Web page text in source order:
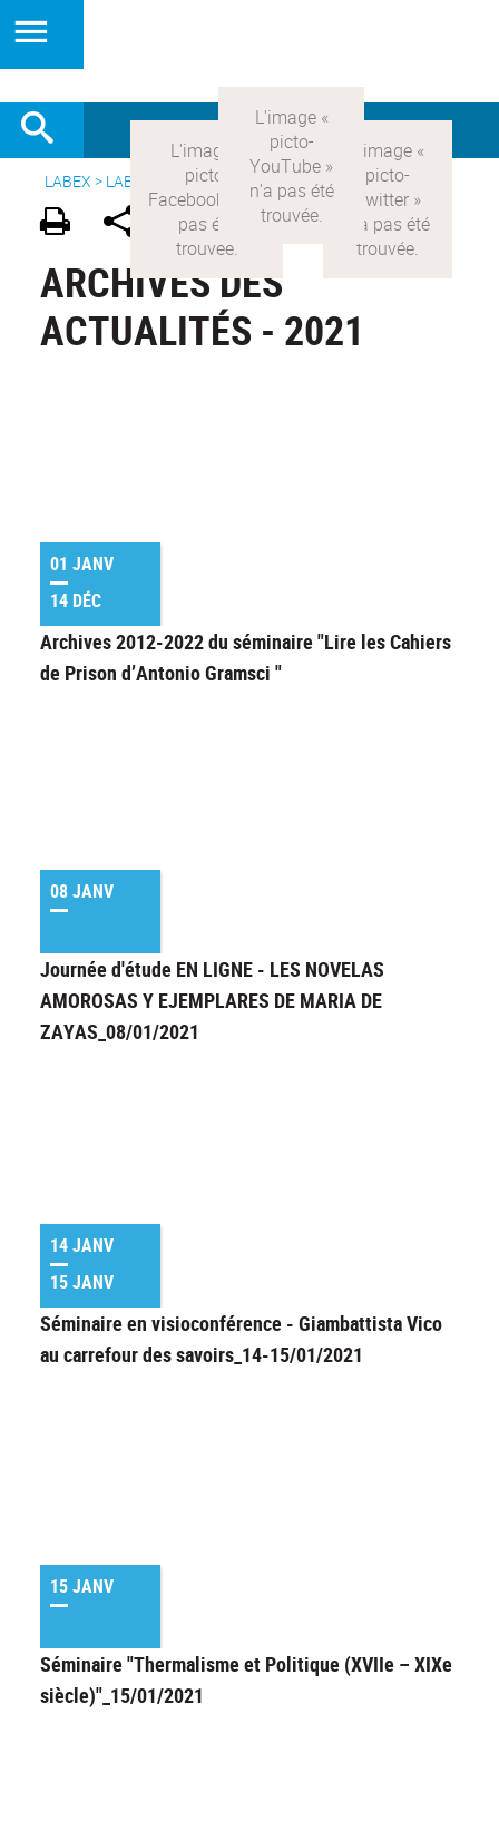
LABEX > LABEX COMOD> Version française Événements
ARCHIVES DES
ACTUALITÉS - 2021
01 JANV
14 DÉC
Archives 2012-2022 du séminaire "Lire les Cahiers
de Prison d’Antonio Gramsci "
08 JANV
Journée d'étude EN LIGNE - LES NOVELAS
AMOROSAS Y EJEMPLARES DE MARIA DE
ZAYAS_08/01/2021
14 JANV
15 JANV
Séminaire en visioconférence - Giambattista Vico
au carrefour des savoirs_14-15/01/2021
15 JANV
Séminaire "Thermalisme et Politique (XVIIe – XIXe
siècle)"_15/01/2021